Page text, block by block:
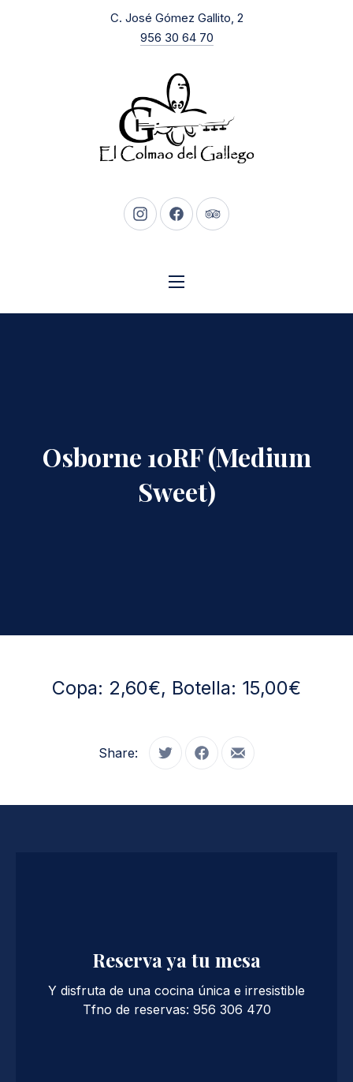
C. José Gómez Gallito, 2New Window
956 30 64 70
New Window
New WindowNew Window
NAVIGATION
Osborne 10RF (Medium
Sweet)
Copa: 2,60€, Botella: 15,00€
Share: Tweet Share on Facebook
Share by Email
Reserva ya tu mesa
Y disfruta de una cocina única e irresistible
Tfno de reservas: 956 306 470